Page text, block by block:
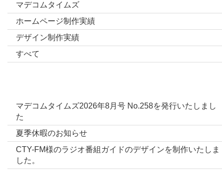
マデコムタイムズ
ホームページ制作実績
デザイン制作実績
すべて
マデコムタイムズ2026年8月号 No.258を発行いたしまし
た
夏季休暇のお知らせ
CTY-FM様のラジオ番組ガイドのデザインを制作いたしま
した。